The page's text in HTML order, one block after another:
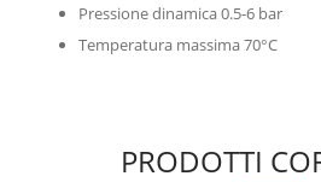
Pressione dinamica 0.5-6 bar
Temperatura massima 70°C
PRODOTTI